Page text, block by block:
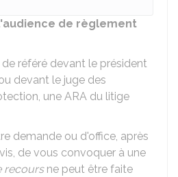
de règlement
référé devant le président
devant le juge des
une ARA du litige
demande ou d'office, après
de vous convoquer à une
recoursne peut être faite